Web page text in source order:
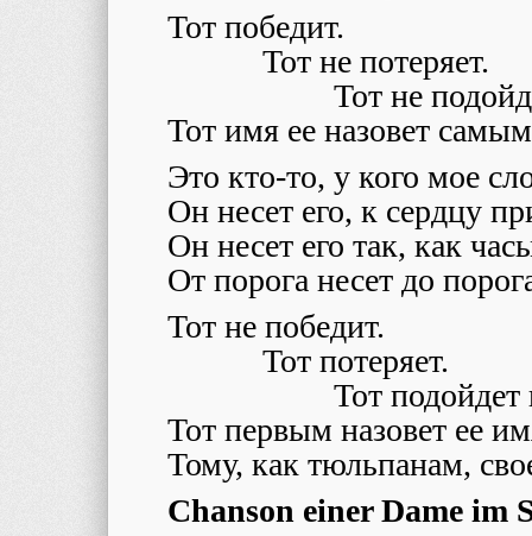
Тот победит.
Тот не потеряет.
Тот не
Тот имя ее назовет
Это кто-то, у кого мое
Он несет его, к сердцу
Он несет его так, как
От порога несет до
Тот не победит.
Тот потеряет.
Тот подойдет
Тот первым назовет ее
Тому, как тюльпанам,
Chanson einer Dame im